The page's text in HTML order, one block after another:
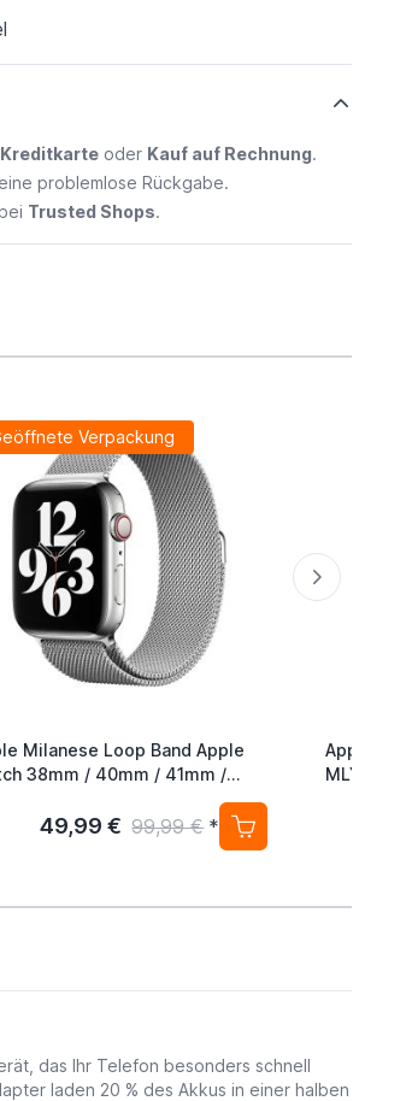
Kreditkarteoder Kauf auf Rechnung.
problemlose Rückgabe.
Trusted Shops.
Verpackung
Milanese Loop Band Apple
38mm / 40mm / 41mm /
49,99 € 99,99 € *
Apple
das Ihr Telefon besonders schnell
laden 20 % des Akkus in einer halben